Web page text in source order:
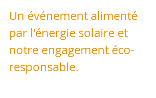
Un événement alimenté
par l'énergie solaire et
notre engagement éco-
responsable.